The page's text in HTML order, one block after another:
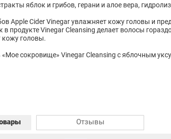
яблок и грибов, герани и алое вера,
Apple Cider Vinegar увлажняет кожу головы и
продукте Vinegar Cleansing делает волосы
кожу головы.
сокровище» Vinegar Cleansing с яблочным
Отзывы